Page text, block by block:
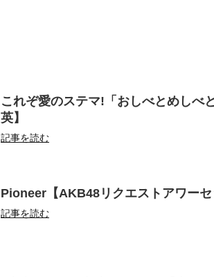
これぞ愛のステマ!「おしべとめしべ
英】
記事を読む
Pioneer【AKB48リクエストアワー
記事を読む